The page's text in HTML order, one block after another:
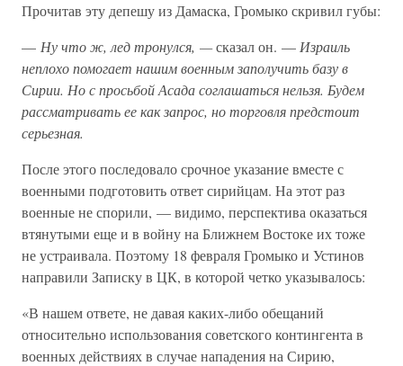
Прочитав эту депешу из Дамаска, Громыко скривил губы:
— Ну что ж, лед тронулся, —сказал он. — Израиль
неплохо помогает нашим военным заполучить базу в
Сирии. Но с просьбой Асада соглашаться нельзя. Будем
рассматривать ее как запрос, но торговля предстоит
серьезная.
После этого последовало срочное указание вместе с
военными подготовить ответ сирийцам. На этот раз
военные не спорили, — видимо, перспектива оказаться
втянутыми еще и в войну на Ближнем Востоке их тоже
не устраивала. Поэтому 18 февраля Громыко и Устинов
направили Записку в ЦК, в которой четко указывалось:
«В нашем ответе, не давая каких-либо обещаний
относительно использования советского контингента в
военных действиях в случае нападения на Сирию,